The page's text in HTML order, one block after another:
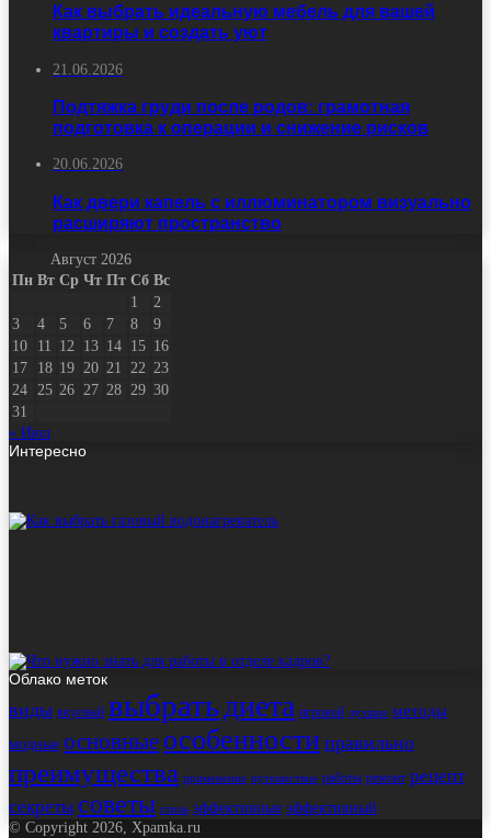
Как выбрать идеальную мебель для вашей
квартиры и создать уют
21.06.2026
Подтяжка груди после родов: грамотная
подготовка к операции и снижение рисков
20.06.2026
Как двери капель с иллюминатором визуально
расширяют пространство
Август 2026
Пн Вт Ср Чт Пт Сб Вс
1
2
3
4 5 6 7 8
9
10
11 12 13 14 15 16
17
18 19 20 21 22 23
24 25 26 27 28 29 30
31
« Июл
Интересно
Облако меток
виды вкусный выбратьдиета игровой лучшие методы
модные основные особенности правильно
преимущества применение путешествие работы ремонт рецепт
секреты советы стиль эффективные эффективный
© Copyright 2026, Xpamka.ru